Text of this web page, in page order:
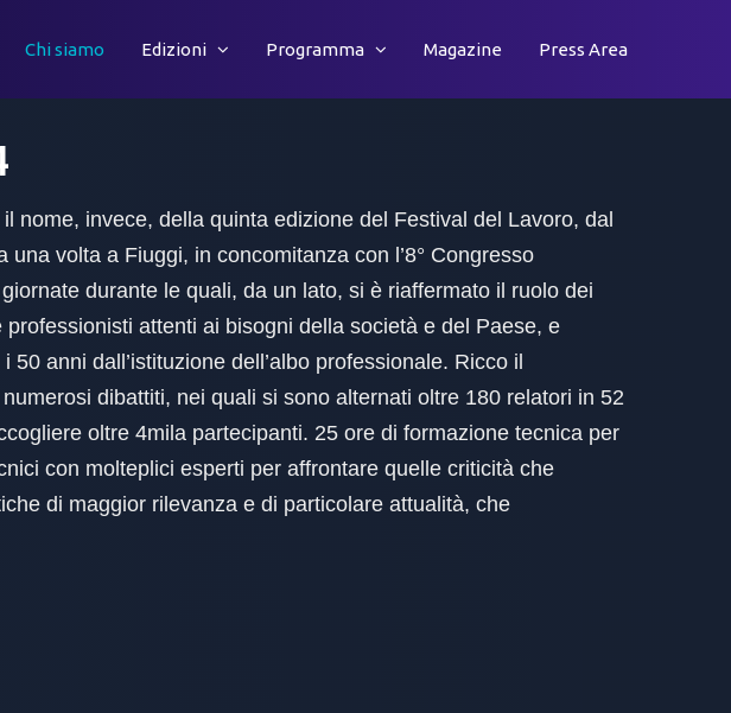
Chi siamo Edizioni Programma Magazine Press Area
nome, invece, della quinta edizione del Festival del Lavoro, dal
una volta a Fiuggi, in concomitanza con l’8° Congresso
durante le quali, da un lato, si è riaffermato il ruolo dei
attenti ai bisogni della società e del Paese, e
50 anni dall’istituzione dell’albo professionale. Ricco il
dibattiti, nei quali si sono alternati oltre 180 relatori in 52
oltre 4mila partecipanti. 25 ore di formazione tecnica per
con molteplici esperti per affrontare quelle criticità che
di maggior rilevanza e di particolare attualità, che